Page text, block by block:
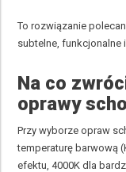
To rozwiązanie
subtelne, funkcjonalne
Na co
oprawy
Przy wyborze opraw
temperaturę barwową
efektu, 4000K dla